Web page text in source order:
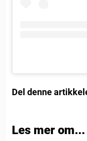
Del denne
Les mer om...